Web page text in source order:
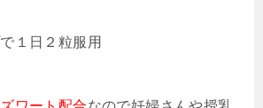
１日２粒服用